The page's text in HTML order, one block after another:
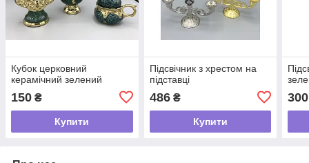
Кубок церковний
керамічний зелений
150 ₴
Купити
Підсвічник з хрестом на
підставці
486₴
Купити
300